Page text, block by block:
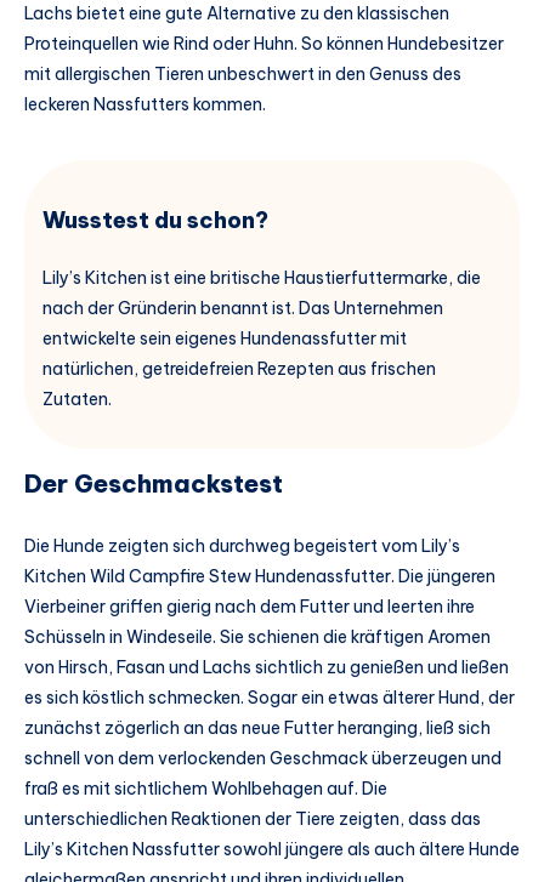
Lachs bietet eine gute Alternative zu den klassischen
Proteinquellen wie Rind oder Huhn. So können Hundebesitzer
mit allergischen Tieren unbeschwert in den Genuss des
leckeren Nassfutters kommen.
Wusstest du schon?
Lily’s Kitchen ist eine britische Haustierfuttermarke, die
nach der Gründerin benannt ist. Das Unternehmen
entwickelte sein eigenes Hundenassfutter mit
natürlichen, getreidefreien Rezepten aus frischen
Zutaten.
Der Geschmackstest
Die Hunde zeigten sich durchweg begeistert vom Lily’s
Kitchen Wild Campfire Stew Hundenassfutter. Die jüngeren
Vierbeiner griffen gierig nach dem Futter und leerten ihre
Schüsseln in Windeseile. Sie schienen die kräftigen Aromen
von Hirsch, Fasan und Lachs sichtlich zu genießen und ließen
es sich köstlich schmecken. Sogar ein etwas älterer Hund, der
zunächst zögerlich an das neue Futter heranging, ließ sich
schnell von dem verlockenden Geschmack überzeugen und
fraß es mit sichtlichem Wohlbehagen auf. Die
unterschiedlichen Reaktionen der Tiere zeigten, dass das
Lily’s Kitchen Nassfutter sowohl jüngere als auch ältere Hunde